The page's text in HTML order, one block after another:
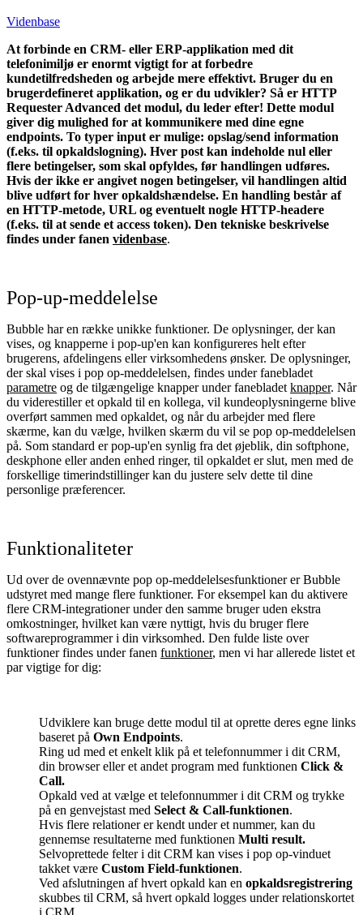
Videnbase
At forbinde en CRM- eller ERP-applikation med dit
telefonimiljø er enormt vigtigt for at forbedre
kundetilfredsheden og arbejde mere effektivt. Bruger du en
brugerdefineret applikation, og er du udvikler? Så er HTTP
Requester Advanced det modul, du leder efter! Dette modul
giver dig mulighed for at kommunikere med dine egne
endpoints. To typer input er mulige: opslag/send information
(f.eks. til opkaldslogning). Hver post kan indeholde nul eller
flere betingelser, som skal opfyldes, før handlingen udføres.
Hvis der ikke er angivet nogen betingelser, vil handlingen altid
blive udført for hver opkaldshændelse. En handling består af
en HTTP-metode, URL og eventuelt nogle HTTP-headere
(f.eks. til at sende et access token). Den tekniske beskrivelse
findes under fanen videnbase.
Pop-up-meddelelse
Bubble har en række unikke funktioner. De oplysninger, der kan
vises, og knapperne i pop-up'en kan konfigureres helt efter
brugerens, afdelingens eller virksomhedens ønsker. De oplysninger,
der skal vises i pop op-meddelelsen, findes under fanebladet
parametre og de tilgængelige knapper under fanebladet knapper. Når
du viderestiller et opkald til en kollega, vil kundeoplysningerne blive
overført sammen med opkaldet, og når du arbejder med flere
skærme, kan du vælge, hvilken skærm du vil se pop op-meddelelsen
på. Som standard er pop-up'en synlig fra det øjeblik, din softphone,
deskphone eller anden enhed ringer, til opkaldet er slut, men med de
forskellige timerindstillinger kan du justere selv dette til dine
personlige præferencer.
Funktionaliteter
Ud over de ovennævnte pop op-meddelelsesfunktioner er Bubble
udstyret med mange flere funktioner. For eksempel kan du aktivere
flere CRM-integrationer under den samme bruger uden ekstra
omkostninger, hvilket kan være nyttigt, hvis du bruger flere
softwareprogrammer i din virksomhed. Den fulde liste over
funktioner findes under fanen funktioner, men vi har allerede listet et
par vigtige for dig:
Udviklere kan bruge dette modul til at oprette deres egne links
baseret på Own Endpoints.
Ring ud med et enkelt klik på et telefonnummer i dit CRM,
din browser eller et andet program med funktionen Click &
Call.
Opkald ved at vælge et telefonnummer i dit CRM og trykke
på en genvejstast med Select & Call-funktionen.
Hvis flere relationer er kendt under et nummer, kan du
gennemse resultaterne med funktionen Multi result.
Selvoprettede felter i dit CRM kan vises i pop op-vinduet
takket være Custom Field-funktionen.
Ved afslutningen af hvert opkald kan en opkaldsregistrering
skubbes til CRM, så hvert opkald logges under relationskortet
i CRM.